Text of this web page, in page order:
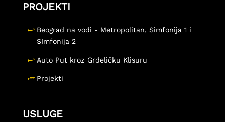
PROJEKTI
Beograd na vodi - Metropolitan, Simfonija 1 i
SImfonija 2
Auto Put kroz Grdeličku Klisuru
Projekti
USLUGE